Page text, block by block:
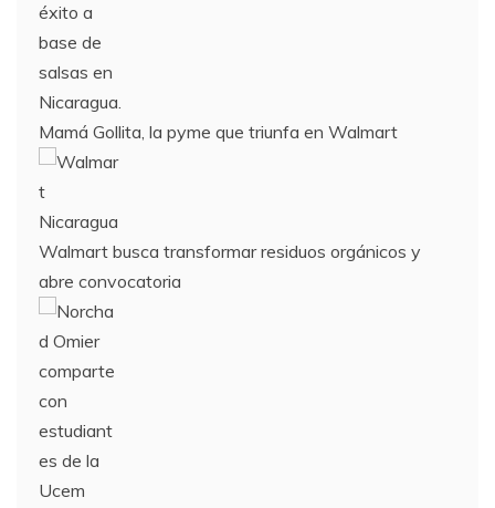
Mamá Gollita, la pyme que triunfa en Walmart
Walmart busca transformar residuos orgánicos y
abre convocatoria